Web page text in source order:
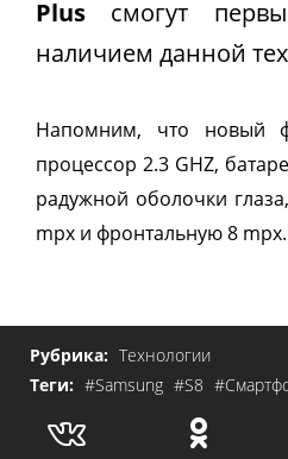
Plus смогут
наличием данной
Напомним, что новый
процессор 2.3 GHZ,
радужной оболочки
mpx и фронтальную 8 mpx.
Рубрика: Технологии
Теги: #Samsung #S8